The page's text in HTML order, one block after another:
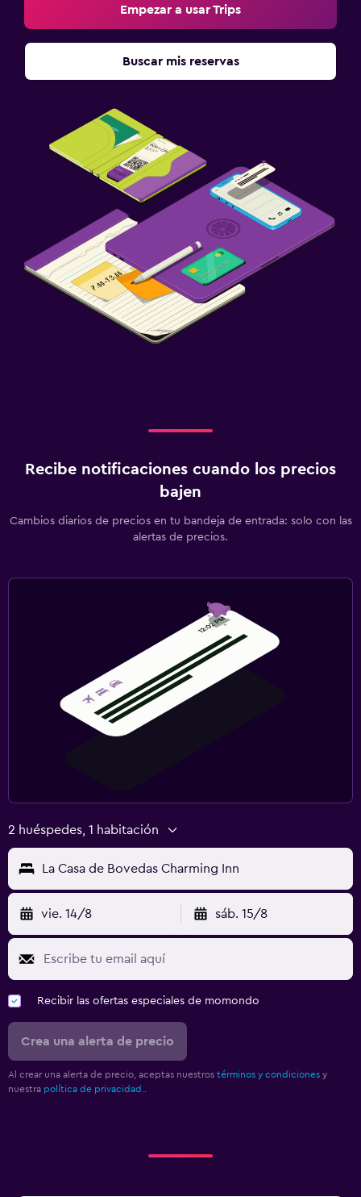
Empezar a usar Trips
Buscar mis reservas
Recibe notificaciones cuando los precios
bajen
Cambios diarios de precios en tu bandeja de entrada: solo con las
alertas de precios.
2 huéspedes, 1 habitación
La Casa de Bovedas Charming Inn
vie. 14/8 sáb. 15/8
Recibir las ofertas especiales de momondo
Crea una alerta de precio
Al crear una alerta de precio, aceptas nuestros términos y condiciones y
nuestra política de privacidad.